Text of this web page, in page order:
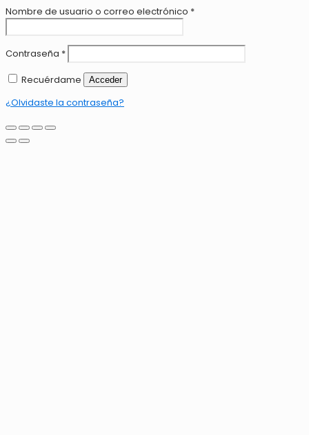
Nombre de usuario o correo electrónico *
Contraseña *
Recuérdame
Acceder
¿Olvidaste la contraseña?